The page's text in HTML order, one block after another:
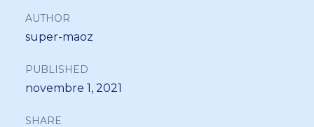
AUTHOR
super-maoz
PUBLISHED
novembre 1, 2021
SHARE